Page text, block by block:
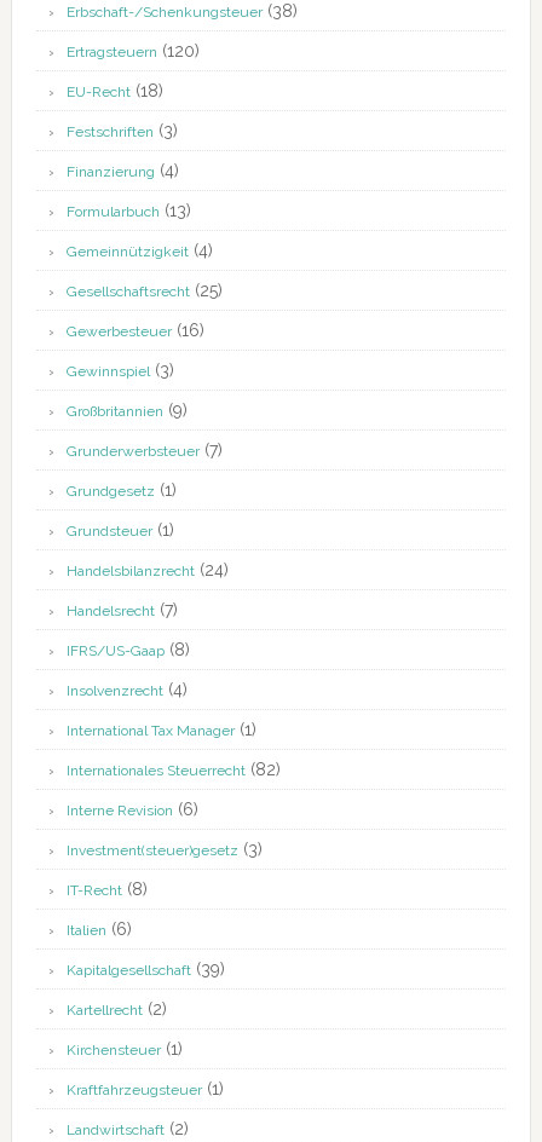
Erbschaft-/Schenkungsteuer(38)
Ertragsteuern (120)
EU-Recht(18)
Festschriften (3)
Finanzierung (4)
Formularbuch (13)
Gemeinnützigkeit(4)
Gesellschaftsrecht(25)
Gewerbesteuer(16)
Gewinnspiel(3)
Großbritannien (9)
Grunderwerbsteuer(7)
Grundgesetz (1)
Grundsteuer(1)
Handelsbilanzrecht(24)
Handelsrecht(7)
IFRS/US-Gaap(8)
Insolvenzrecht(4)
International Tax Manager(1)
Internationales Steuerrecht(82)
Interne Revision (6)
Investment(steuer)gesetz (3)
IT-Recht(8)
Italien (6)
Kapitalgesellschaft(39)
Kartellrecht(2)
Kirchensteuer(1)
Kraftfahrzeugsteuer(1)
Landwirtschaft(2)